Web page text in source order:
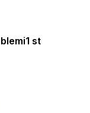
st